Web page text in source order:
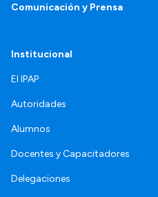
Comunicación y Prensa
Institucional
El IPAP
Autoridades
Alumnos
Docentes y Capacitadores
Delegaciones